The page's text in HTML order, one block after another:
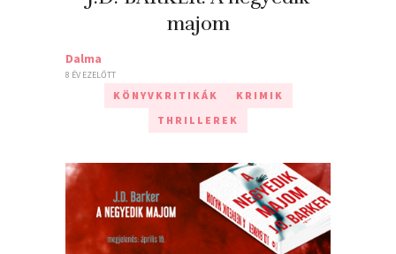
majom
Dalma
8 ÉV EZELŐTT
KÖNYVKRITIKÁK
KRIMIK
THRILLEREK